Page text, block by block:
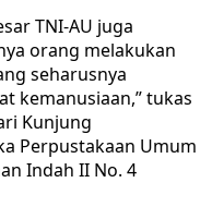
TNI-AU juga
orang melakukan
seharusnya
kemanusiaan,” tukas
Kunjung
Perpustakaan Umum
Indah II No. 4